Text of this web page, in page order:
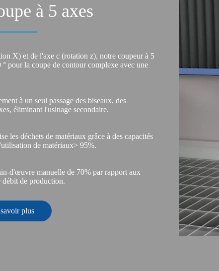
à 5 axes
X) et de l'axe c (rotation z), notre coupeur à 5
pour la coupe de contour complexe avec une
à un seul passage des biseaux, des
éliminant l'usinage secondaire.
les déchets de matériaux grâce à des capacités
de matériaux> 95%.
d'œuvre manuelle de 70% par rapport aux
débit de production.
plus